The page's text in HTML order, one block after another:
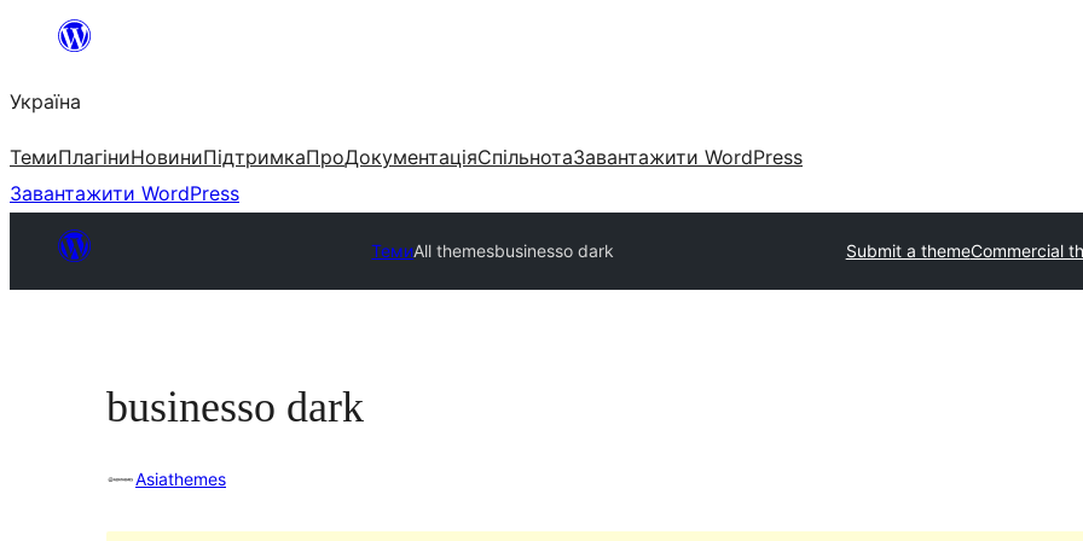
Перейти
вмісту
Україна
ТемиПлагіниНовиниПідтримкаПроДокументаціяСпільнотаЗавантажити WordPress
Завантажити WordPress
ТемиAll themesbusinesso dark Submit a themeCommercial
businesso dark
Asiathemes